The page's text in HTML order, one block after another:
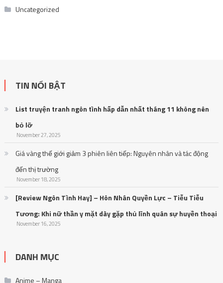
Uncategorized
TIN NỔI BẬT
List truyện tranh ngôn tình hấp dẫn nhất tháng 11 không nên
bỏ lỡ
November 27, 2025
Giá vàng thế giới giảm 3 phiên liên tiếp: Nguyên nhân và tác động
đến thị trường
November 18, 2025
[Review Ngôn Tình Hay] – Hôn Nhân Quyền Lực – Tiễu Tiễu
Tương: Khi nữ thần y mặt dày gặp thủ lĩnh quân sự huyền thoại
November 16, 2025
DANH MỤC
Anime – Manga